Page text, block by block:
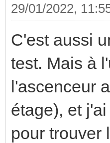
29/01/2022,
C'est aussi
test. Mais à
l'ascenceur
étage), et
pour trouver